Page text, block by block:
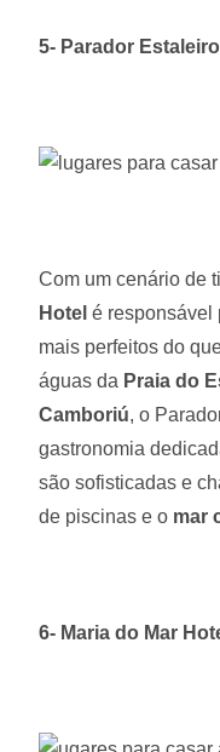
5- Parador
Com um cenário de
Hotel é responsável
mais perfeitos do
águas da Praia do
Camboriú, o
gastronomia
são sofisticadas e
de piscinas e o mar
6- Maria do Mar